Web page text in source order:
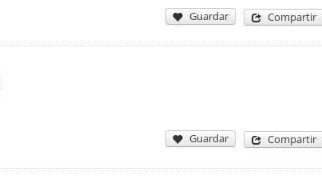
Guardar Compartir
Guardar Compartir